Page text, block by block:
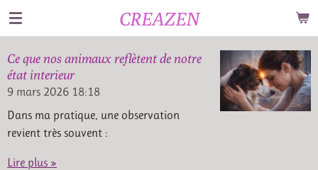
Passer
au
contenu
principal
CREAZEN
Ce que nos animaux reflètent de notre
état interieur
9 mars 2026 18:18
Dans ma pratique, une observation
revient très souvent :
Lire plus »